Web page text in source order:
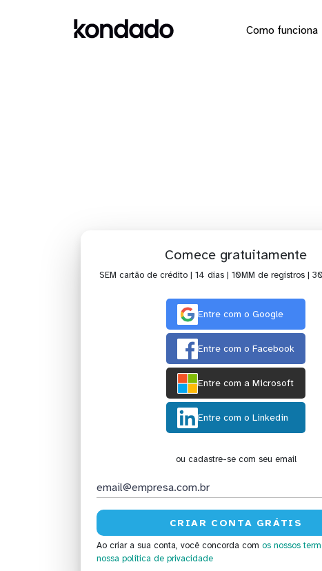
Como funciona
Comece gratuitamente
SEM cartão de crédito | 14 dias | 10MM de registros |
Entre com o Google
Entre com o Facebook
Entre com a Microsoft
Entre com o Linkedin
ou cadastre-se com seu email
Ao criar a sua conta, você concorda com os nossos
nossa política de privacidade